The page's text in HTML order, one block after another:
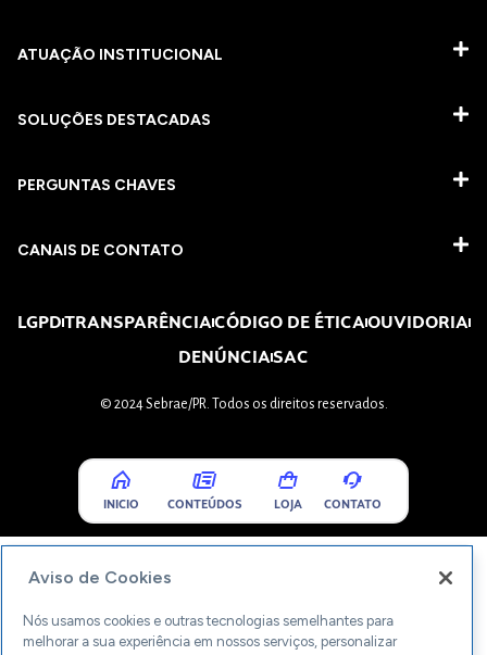
ATUAÇÃO INSTITUCIONAL
SOLUÇÕES DESTACADAS
PERGUNTAS CHAVES​
CANAIS DE CONTATO
LGPDTRANSPARÊNCIACÓDIGO DE ÉTICAOUVIDORIA
DENÚNCIASAC
© 2024 Sebrae/PR. Todos os direitos reservados.
INICIO CONTEÚDOS LOJA CONTATO
Aviso de Cookies
Nós usamos cookies e outras tecnologias semelhantes para
melhorar a sua experiência em nossos serviços, personalizar